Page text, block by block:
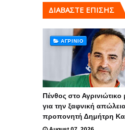
ΔΙΑΒΑΣΤΕ ΕΠΙΣΗΣ
ΑΓΡΊΝΙΟ
Πένθος στο
για την ξαφνική
προπονητή Δημήτρη